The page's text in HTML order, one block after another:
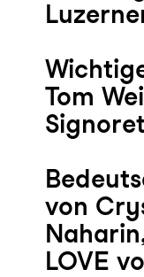
Tom
von
LOVE